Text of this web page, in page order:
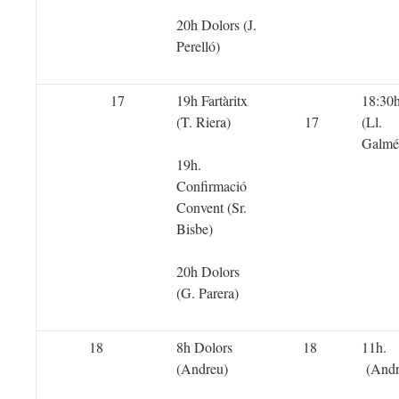
20h Dolors (J.
Perelló)
17
19h Fartàritx
(T. Riera)
19h.
Confirmació
Convent (Sr.
Bisbe)
20h Dolors
(G. Parera)
17
(Ll.
18
8h Dolors
(Andreu)
18
11h.